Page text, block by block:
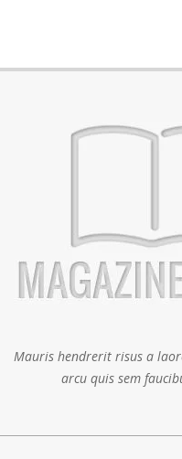
Mauris hendrerit risus a
arcu quis sem